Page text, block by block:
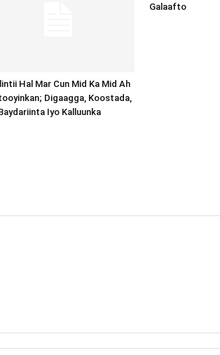
Hal Mar Cun Mid Ka Mid Ah
Digaagga, Koostada,
Iyo Kalluunka
Galaafto